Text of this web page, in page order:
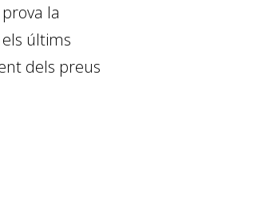
la
últims
dels preus